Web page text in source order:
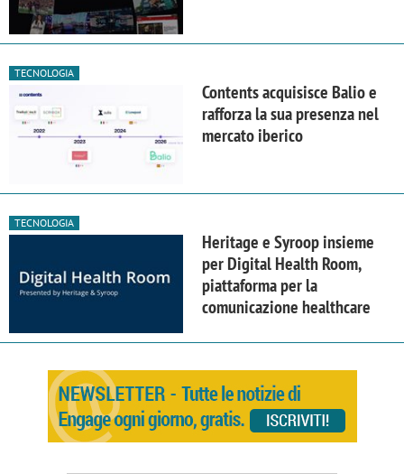
TECNOLOGIA
Contents acquisisce Balio e
rafforza la sua presenza nel
mercato iberico
TECNOLOGIA
Heritage e Syroop insieme
per Digital Health Room,
piattaforma per la
comunicazione healthcare